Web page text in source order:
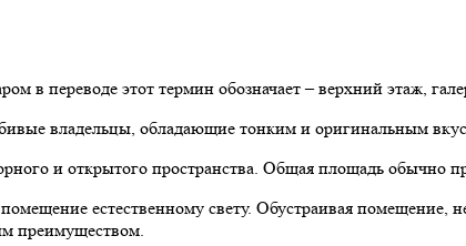
в переводе этот термин обозначает – верхний этаж,
владельцы, обладающие тонким и оригинальным
и открытого пространства. Общая площадь обычно
естественному свету. Обустраивая помещение,
преимуществом.